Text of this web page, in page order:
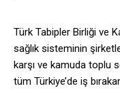
Türk Tabipler Birliği ve
sağlık sisteminin
karşı ve kamuda toplu
tüm Türkiye’de iş